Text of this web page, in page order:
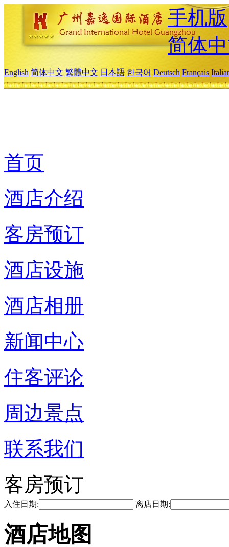
手机版
简体
English 简体中文 繁體中文 日本語 한국어 Deutsch Français
首页
酒店介绍
客房预订
酒店设施
酒店相册
新闻中心
住客评论
周边景点
联系我们
客房预订
入住日期: 离店日期:
酒店地图